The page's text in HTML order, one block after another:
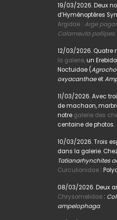
19/03/2026. Deux
d’Hyménoptères
Argidae : Arge
Calameuta pallipes.
12/03/2026. Quatre
la galerie,un
Noctuidae (
oxyacanthaeet
11/03/2026. Avec
de machaon,
notre galerie des
centaine de photos.
10/03/2026. Trois
dans la galerie.
Tatianarhynchites
Curculionidae :
08/03/2026. Deux
Chrysomelidae :
ampelophaga.